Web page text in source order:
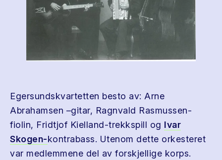
Egersundskvartetten besto av: Arne
Abrahamsen –gitar, Ragnvald Rasmussen-
fiolin, Fridtjof Kielland-trekkspill og Ivar
Skogen-kontrabass. Utenom dette orkesteret
var medlemmene del av forskjellige korps.